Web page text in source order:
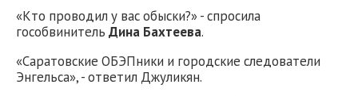
«Кто проводил у вас обыски?» - спросила
гособвинитель Дина Бахтеева.
«Саратовские ОБЭПники и городские следователи
Энгельса», - ответил Джуликян.